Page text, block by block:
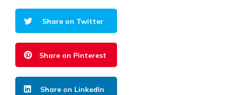
Share on Twitter
Share on Pinterest
Share on LinkedIn